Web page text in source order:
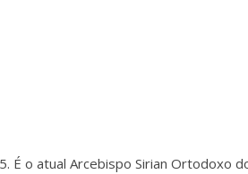
É o atual Arcebispo Sirian Ortodoxo